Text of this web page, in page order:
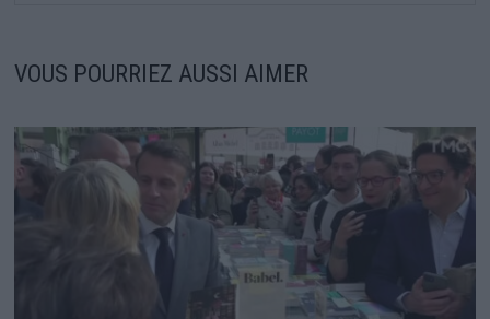
VOUS POURRIEZ AUSSI AIMER